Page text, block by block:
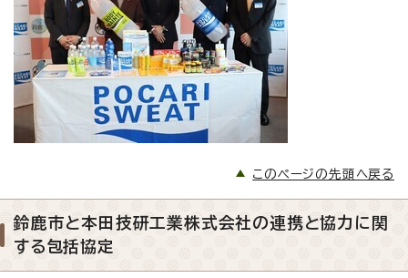
このページの先頭へ戻る
鈴鹿市と本田技研工業株式会社の連携と協力に関
する包括協定